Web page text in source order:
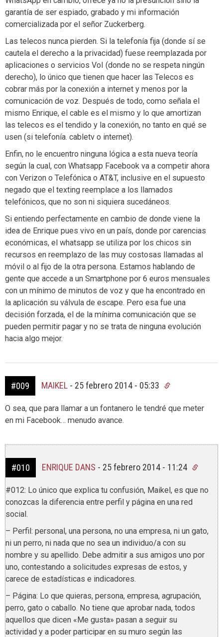
garantía de ser espiado, grabado y mi información
comercializada por el señor Zuckerberg.
Las telecos nunca pierden. Si la telefonía fija (donde sí se
cautela el derecho a la privacidad) fuese reemplazada por
aplicaciones o servicios VoI (donde no se respeta ningún
derecho), lo único que tienen que hacer las Telecos es
cobrar más por la conexión a internet y menos por la
comunicación de voz. Después de todo, como señala el
mismo Enrique, el cable es el mismo y lo que amortizan
las telecos es el tendido y la conexión, no tanto en qué se
usen (si telefonía. cabletv o internet).
Enfin, no le encuentro ninguna lógica a esta nueva teoría
según la cual, con Whatsapp Facebook va a competir ahora
con Verizon o Telefónica o AT&T, inclusive en el supuesto
negado que el texting reemplace a los llamados
telefónicos, que no son ni siquiera sucedáneos.
Si entiendo perfectamente en cambio de donde viene la
idea de Enrique pues vivo en un país, donde por carencias
económicas, el whatsapp se utiliza por los chicos sin
recursos en reemplazo de las muy costosas llamadas al
móvil o al fijo de la otra persona. Estamos hablando de
gente que accede a un Smartphone por 6 euros mensuales
con un mínimo de minutos de voz y que ha encontrado en
la aplicación su válvula de escape. Pero esa fue una
decisión forzada, el de la mínima comunicación que se
pueden permitir pagar y no se trata de ninguna evolución
hacia algo mejor.
#009 MAIKEL - 25 febrero 2014 - 05:33
O sea, que para llamar a un fontanero le tendré que meter
en mi Facebook… menudo avance.
#010 ENRIQUE DANS - 25 febrero 2014 - 11:24
#012: Lo único que explica tu confusión, Maikel, es que no
conozcas la diferencia entre perfil y página en una red
social.
– Perfil: personal, una persona, no una empresa, ni un gato,
ni un perro, ni nada que no sea un individuo/a con su
nombre y su apellido. Debe admitir a sus amigos uno por
uno, contestando a solicitudes expresas de estos, y
carece de estadísticas e indicadores.
– Página: Lo que quieras, persona, empresa, agrupación,
perro, gato o caballo. No tiene que aprobar nada, todos
aquellos que dicen «Me gusta» pasan a seguir su
actividad y a poder participar en su muro según las